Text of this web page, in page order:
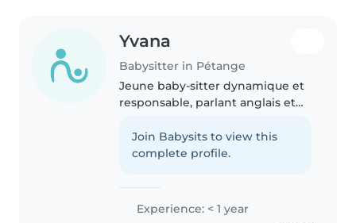
Yvana
Babysitter in Pétange
Jeune baby-sitter dynamique et
responsable, parlant anglais et
vos enfants à votre domicile.
Expérience avec les bébés, les
Join Babysits to view this
complete profile.
Experience: < 1 year